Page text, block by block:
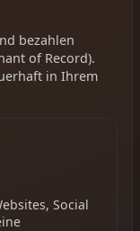
bezahlen
of Record).
in Ihrem
Social